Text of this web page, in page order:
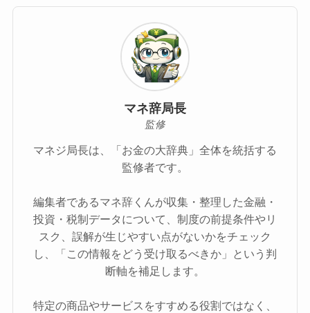
マネ辞局長
監修
マネジ局長は、「お金の大辞典」全体を統括する
監修者です。
編集者であるマネ辞くんが収集・整理した金融・
投資・税制データについて、制度の前提条件やリ
スク、誤解が生じやすい点がないかをチェック
し、「この情報をどう受け取るべきか」という判
断軸を補足します。
特定の商品やサービスをすすめる役割ではなく、